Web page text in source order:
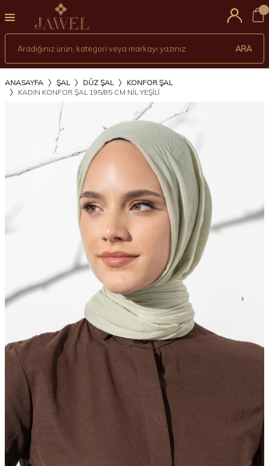
ARA
ANASAYFA ŞAL DÜZ ŞAL
KONFOR ŞAL
KADIN KONFOR ŞAL 195/85 CM NİL YEŞİLİ